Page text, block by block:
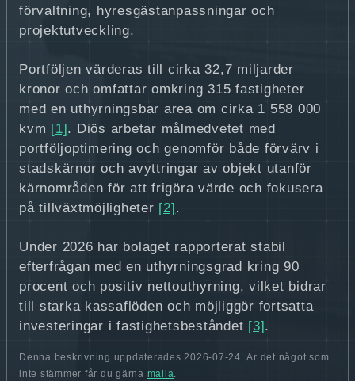
förvaltning, hyresgästanpassningar och
projektutveckling.
Portföljen värderas till cirka 32,7 miljarder
kronor och omfattar omkring 315 fastigheter
med en uthyrningsbar area om cirka 1 558 000
kvm [1] . Diös arbetar målmedvetet med
portföljoptimering och genomför både förvärv i
stadskärnor och avyttringar av objekt utanför
kärnområden för att frigöra värde och fokusera
på tillväxtmöjligheter [2] .
Under 2026 har bolaget rapporterat stabil
efterfrågan med en uthyrningsgrad kring 90
procent och positiv nettouthyrning, vilket bidrar
till starka kassaflöden och möjliggör fortsatta
investeringar i fastighetsbeståndet [3] .
Denna beskrivning uppdaterades 2026-07-24. Är det något som
inte stämmer får du gärna maila.